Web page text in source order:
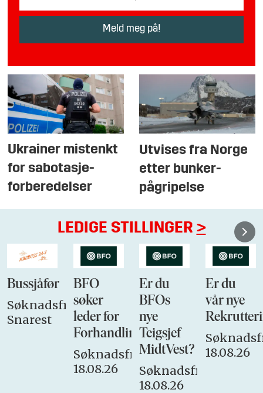
Ukrainer mistenkt
for sabotasje-
forberedelser
Utvises fra Norge
etter bunker-
pågripelse
LEDIGE STILLINGER >
Bussjåfør
Søknadsfrist:
Snarest
BFO
søker
leder for
Forhandlingsutvalget
Søknadsfrist:
18.08.26
Er du
BFOs
nye
Teigsjef
MidtVest?
Søknadsfrist:
18.08.26
Er du
vår nye
18.08.26